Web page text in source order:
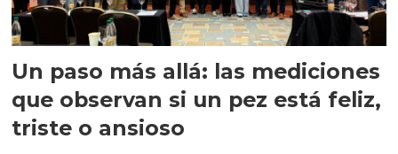
Un paso más allá: las mediciones
que observan si un pez está feliz,
triste o ansioso